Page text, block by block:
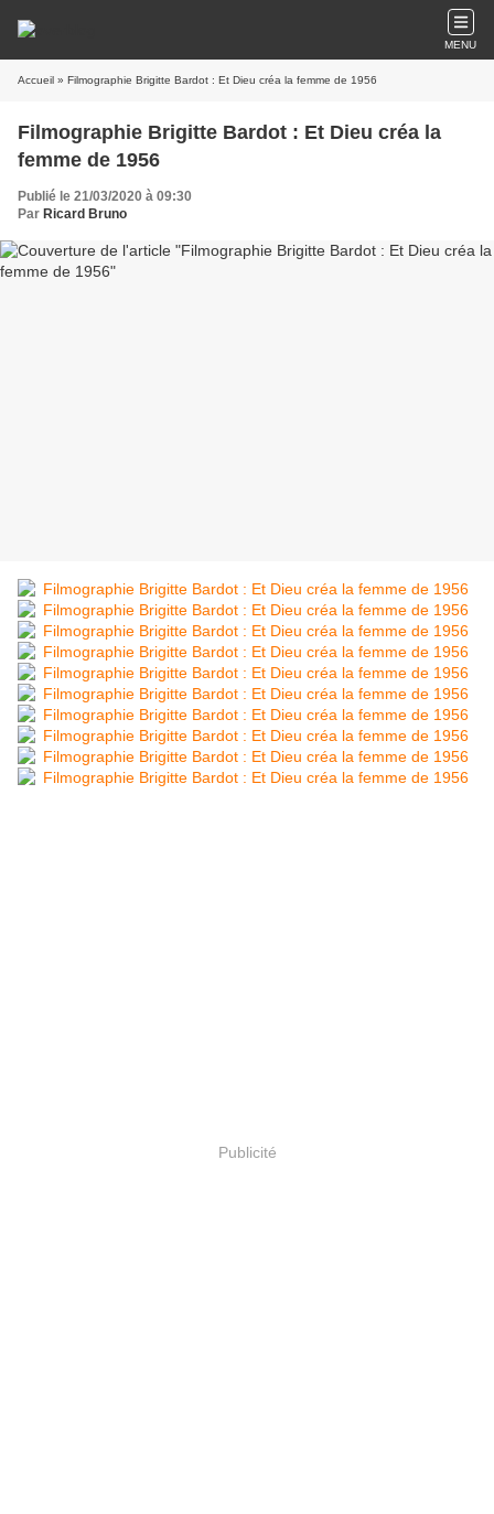
MENU
Accueil » Filmographie Brigitte Bardot : Et Dieu créa la femme de 1956
Filmographie Brigitte Bardot : Et Dieu créa la
femme de 1956
Publié le 21/03/2020 à 09:30
Par Ricard Bruno
Publicité